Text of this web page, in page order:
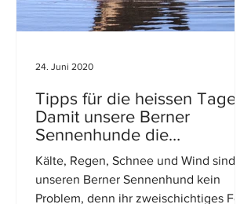
Tipps für die heissen Tage:
Damit unsere Berner
Sennenhunde die
sommerliche Hitze gut
überstehen
Kälte, Regen, Schnee und Wind sind für
unseren Berner Sennenhund kein
Problem, denn ihr zweischichtiges Fell
24. Juni 2020